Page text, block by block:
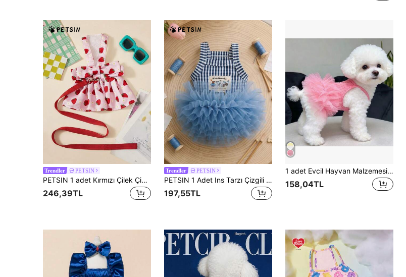
Trendler PETSIN
PETSIN 1 adet Kırmızı Çilek Çiçeği Desenli Evcil Hayvan Eteği, Cilt Dostu, Nefes Alabilir, Kaymaz İpli, Günlük Stil Evcil Hayvan Kıyafeti
246,39TL
Trendler PETSIN
PETSIN 1 Adet Ins Tarzı Çizgili Tül Prenses Elbisesi, Küçük Köpekler ve Kediler İçin Nefes Alabilen Askılı Etek
197,55TL
1 adet Evcil Hayvan Malzemesi, Evcil Hayvan Kıyafetleri, Evcil Hayvan Elbisesi, İnce Nefes Alabilen Romantik Prenses Elbisesi İlkbahar/Yaz İçin, Prenses Tarzı Tüylü Elbise, Serin Kıyafet, Tüy Dökülmesini Önleyen Elbise, Mutlu Yavru Köpek, Giyim, Köpek Kıyafetleri, Kedi Kıyafetleri, Kedi Elbisesi, Prenses Elbisesi, Chihuahua Köpek Kıyafetleri, Küçük Köpek Elbisesi, Chihuahua Elbisesi, Sevimli Evcil Hayvan Prenses Aksesuarları, Şirin Köpek Kıyafetleri, Evcil Hayvan Ürünleri Küçük Kedi Köpek Kıyafetleri, Poodle Bichon Shih Tzu Yorkshire Kıyafeti, Sevimli Köpek Yeleği, Orta ve Küçük Boy Kediler ve Köpekler İçin Uygundur
158,04TL